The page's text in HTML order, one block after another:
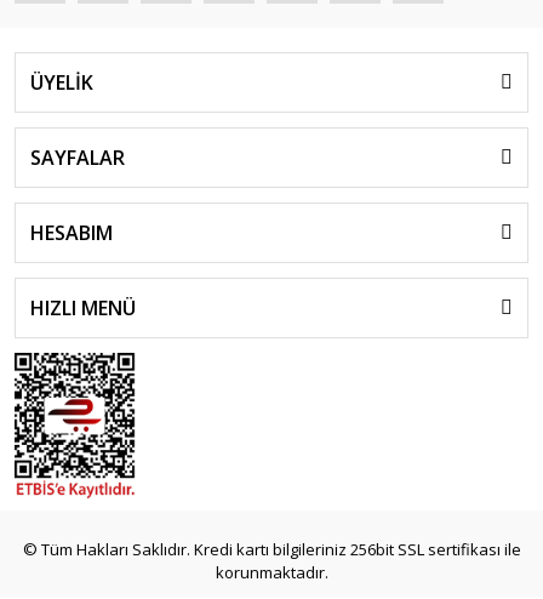
ÜYELİK
SAYFALAR
HESABIM
HIZLI MENÜ
© Tüm Hakları Saklıdır. Kredi kartı bilgileriniz 256bit SSL sertifikası ile
korunmaktadır.